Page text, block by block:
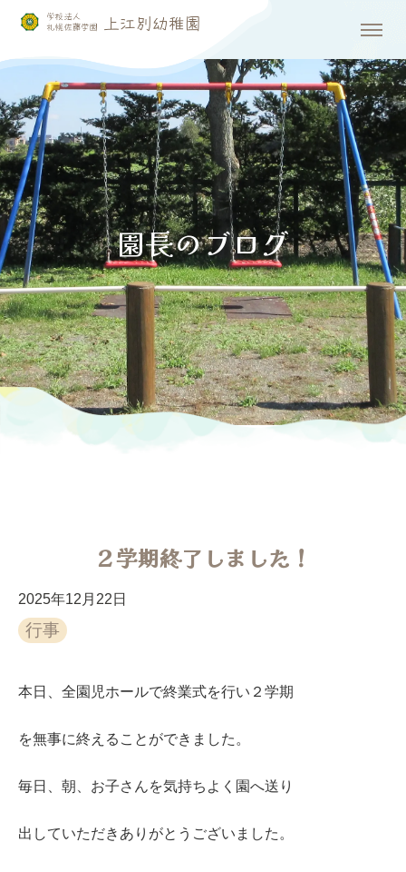
２学期終了しました！
2025年12月22日
行事
本日、全園児ホールで終業式を行い２学期
を無事に終えることができました。
毎日、朝、お子さんを気持ちよく園へ送り
出していただきありがとうございました。